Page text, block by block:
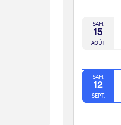
SAM.
15
AOÛT
SAM.
12
SEPT.